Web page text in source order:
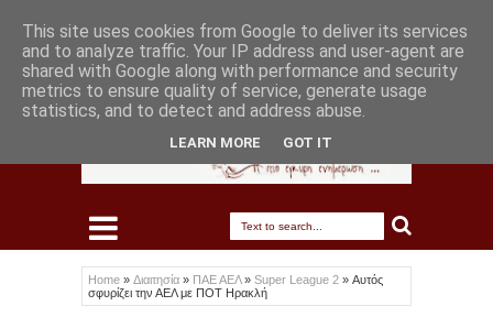
Home » Διαιτησία » ΠΑΕ ΑΕΛ» Super League 2 » Αυτός
σφυρίζει την ΑΕΛ με ΠΟΤ Ηρακλή
This site uses cookies from Google to deliver its services
and to analyze traffic. Your IP address and user-agent are
shared with Google along with performance and security
metrics to ensure quality of service, generate usage
statistics, and to detect and address abuse.
LEARN MORE GOT IT